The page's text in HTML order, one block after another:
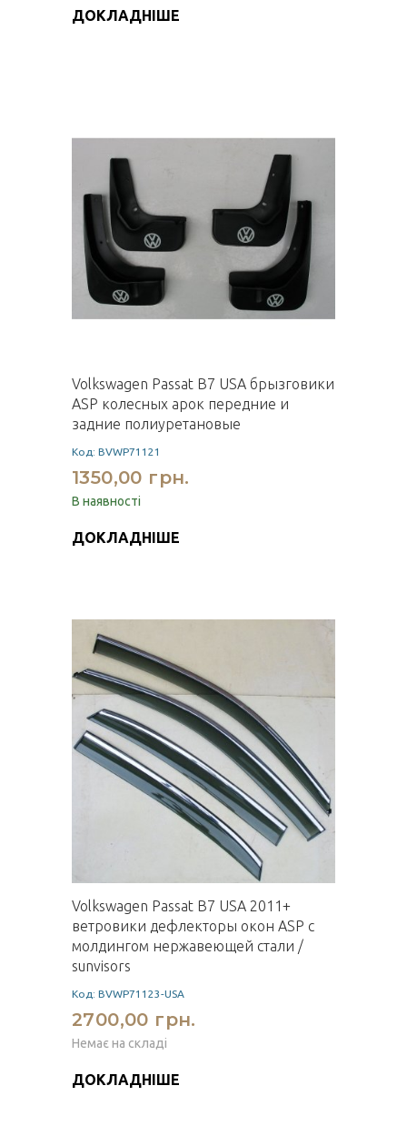
ДОКЛАДНІШЕ
Volkswagen Passat B7 USA брызговики
ASP колесных арок передние и
задние полиуретановые
Код: BVWP71121
1350,00 грн.
В наявності
ДОКЛАДНІШЕ
Volkswagen Passat B7 USA 2011+
ветровики дефлекторы окон ASP с
молдингом нержавеющей стали /
sunvisors
Код: BVWP71123-USA
2700,00 грн.
Немає на складі
ДОКЛАДНІШЕ